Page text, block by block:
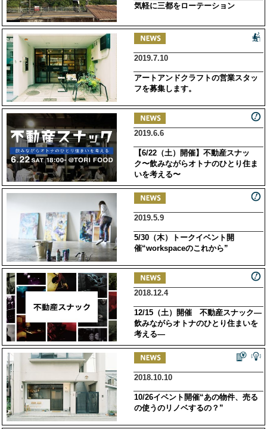
気軽に三都をローテーション
2019.7.10
アートアンドクラフトの営業スタッ
フを募集します。
2019.6.6
【6/22（土）開催】不動産スナッ
ク〜飲みながらオトナのひとり住ま
いを考える〜
2019.5.9
5/30（木）トークイベント開
催“workspaceのこれから”
2018.12.4
12/15（土）開催 不動産スナック―
飲みながらオトナのひとり住まいを
考える―
2018.10.10
10/26イベント開催“あの物件、売る
の使うのリノベするの？”